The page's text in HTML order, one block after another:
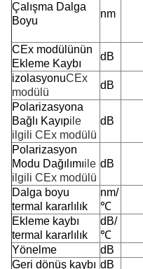
Çalışma Dalga
Boyu
nm
CEx modülünün
Ekleme Kaybı
dB
izolasyonuCEx
modülü
dB
Polarizasyona
Bağlı Kayıpile
ilgili CEx modülü
dB
Polarizasyon
Modu Dağılımıile
ilgili CEx modülü
dB
Dalga boyu
termal kararlılık
nm/
℃
Ekleme kaybı
termal kararlılık
dB/
℃
Yönelme
dB
Geri dönüş kaybı dB